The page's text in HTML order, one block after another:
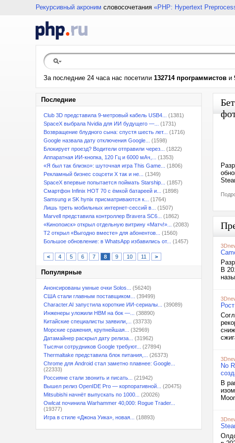
Рекурсивный акроним словосочетания «PHP: Hypertext
За последние 24 часа нас посетили 132714 программистов и
Последние
Club 3D представила 9-метровый кабель USB4...
(1381)
SpaceX выбрала Nvidia для ИИ будущего —...
(1731)
Возвращение блудного сына: спустя шесть лет...
(1716)
Google назвала дату отключения Google...
(1598)
Блокирует проезд? Водители отправили через...
(1822)
Аппаратная ИИ-кнопка, 120 Гц и 6000 мАч,...
(1353)
«Я был так близко»: шуточная игра This Game...
(1806)
Рекламный бизнес соцсети X так и не...
(1349)
SpaceX впервые попытается поймать Starship...
(1857)
Смартфон Infinix HOT 70 с ёмкой батареей и...
(1898)
Samsung и SK hynix присматриваются к...
(1764)
Лишь треть мобильных интернет-сессий в...
(1507)
Marvell представила контроллер Bravera SC6...
(1862)
«Кинопоиск» открыл отдельную витрину «Матч!»...
(2083)
T2 открыл «Выгодно вместе» для абонентов...
(1560)
Большое обновление: в WhatsApp избавились от...
(1457)
< 4 5 6 7 8 9 10 11 >
Популярные
Анонсированы умные очки Solos...
(56240)
США стали главным поставщиком...
(39499)
Character.AI запустила короткие ИИ-сериалы...
(39089)
Инженеры уложили HBM на бок —...
(38890)
Китайские специалисты заявили,...
(33733)
Морские сражения, крупнейшая...
(32969)
Датамайнер раскрыл дату релиза...
(31962)
Тысячи сотрудников Google требуют...
(27894)
Thermaltake представила блок питания,...
(26373)
Chrome для Android стал заметно плавнее: Google...
(22333)
Россияне стали звонить и писать...
(21942)
Вышел релиз OpenIDE Pro — корпоративной...
(20475)
Mitsubishi начнёт выпускать по 1000...
(20026)
Owlcat починила Warhammer 40,000: Rogue Trader...
(19377)
Игра в стиле «Джона Уика», новая...
(18893)
В
No
В